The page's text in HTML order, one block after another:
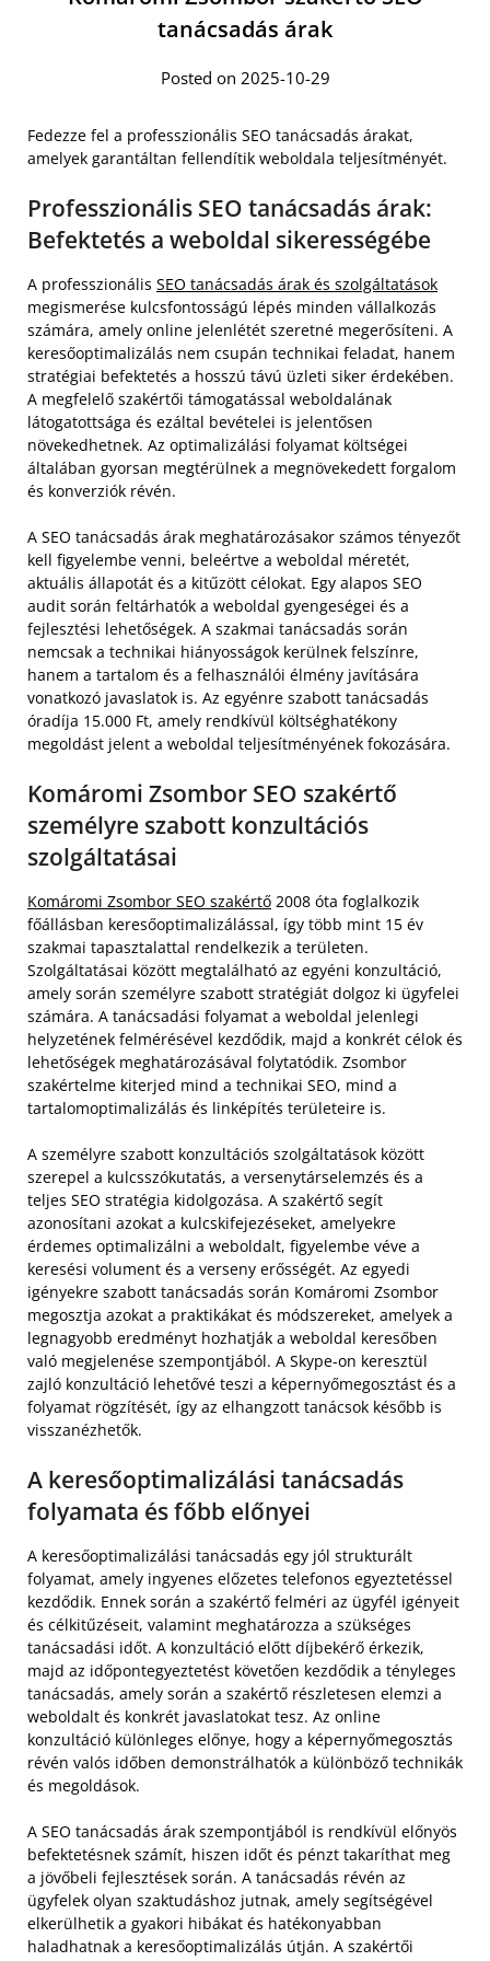
tanácsadás árak
Posted on 2025-10-29
Fedezze fel a professzionális SEO tanácsadás árakat,
amelyek garantáltan fellendítik weboldala teljesítményét.
Professzionális SEO tanácsadás árak:
Befektetés a weboldal sikerességébe
A professzionális SEO tanácsadás árak és szolgáltatások
megismerése kulcsfontosságú lépés minden vállalkozás
számára, amely online jelenlétét szeretné megerősíteni. A
keresőoptimalizálás nem csupán technikai feladat, hanem
stratégiai befektetés a hosszú távú üzleti siker érdekében.
A megfelelő szakértői támogatással weboldalának
látogatottsága és ezáltal bevételei is jelentősen
növekedhetnek. Az optimalizálási folyamat költségei
általában gyorsan megtérülnek a megnövekedett forgalom
és konverziók révén.
A SEO tanácsadás árak meghatározásakor számos tényezőt
kell figyelembe venni, beleértve a weboldal méretét,
aktuális állapotát és a kitűzött célokat. Egy alapos SEO
audit során feltárhatók a weboldal gyengeségei és a
fejlesztési lehetőségek. A szakmai tanácsadás során
nemcsak a technikai hiányosságok kerülnek felszínre,
hanem a tartalom és a felhasználói élmény javítására
vonatkozó javaslatok is. Az egyénre szabott tanácsadás
óradíja 15.000 Ft, amely rendkívül költséghatékony
megoldást jelent a weboldal teljesítményének fokozására.
Komáromi Zsombor SEO szakértő
személyre szabott konzultációs
szolgáltatásai
Komáromi Zsombor SEO szakértő 2008 óta foglalkozik
főállásban keresőoptimalizálással, így több mint 15 év
szakmai tapasztalattal rendelkezik a területen.
Szolgáltatásai között megtalálható az egyéni konzultáció,
amely során személyre szabott stratégiát dolgoz ki ügyfelei
számára. A tanácsadási folyamat a weboldal jelenlegi
helyzetének felmérésével kezdődik, majd a konkrét célok és
lehetőségek meghatározásával folytatódik. Zsombor
szakértelme kiterjed mind a technikai SEO, mind a
tartalomoptimalizálás és linképítés területeire is.
A személyre szabott konzultációs szolgáltatások között
szerepel a kulcsszókutatás, a versenytárselemzés és a
teljes SEO stratégia kidolgozása. A szakértő segít
azonosítani azokat a kulcskifejezéseket, amelyekre
érdemes optimalizálni a weboldalt, figyelembe véve a
keresési volument és a verseny erősségét. Az egyedi
igényekre szabott tanácsadás során Komáromi Zsombor
megosztja azokat a praktikákat és módszereket, amelyek a
legnagyobb eredményt hozhatják a weboldal keresőben
való megjelenése szempontjából. A Skype-on keresztül
zajló konzultáció lehetővé teszi a képernyőmegosztást és a
folyamat rögzítését, így az elhangzott tanácsok később is
visszanézhetők.
A keresőoptimalizálási tanácsadás
folyamata és főbb előnyei
A keresőoptimalizálási tanácsadás egy jól strukturált
folyamat, amely ingyenes előzetes telefonos egyeztetéssel
kezdődik. Ennek során a szakértő felméri az ügyfél igényeit
és célkitűzéseit, valamint meghatározza a szükséges
tanácsadási időt. A konzultáció előtt díjbekérő érkezik,
majd az időpontegyeztetést követően kezdődik a tényleges
tanácsadás, amely során a szakértő részletesen elemzi a
weboldalt és konkrét javaslatokat tesz. Az online
konzultáció különleges előnye, hogy a képernyőmegosztás
révén valós időben demonstrálhatók a különböző technikák
és megoldások.
A SEO tanácsadás árak szempontjából is rendkívül előnyös
befektetésnek számít, hiszen időt és pénzt takaríthat meg
a jövőbeli fejlesztések során. A tanácsadás révén az
ügyfelek olyan szaktudáshoz jutnak, amely segítségével
elkerülhetik a gyakori hibákat és hatékonyabban
haladhatnak a keresőoptimalizálás útján. A szakértői